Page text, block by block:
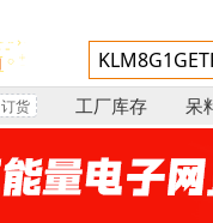
订货 工厂库存 呆